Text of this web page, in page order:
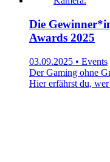
Die
Awards 2025
03.09.2025 • Events
Der Gaming ohne
Hier erfährst du,